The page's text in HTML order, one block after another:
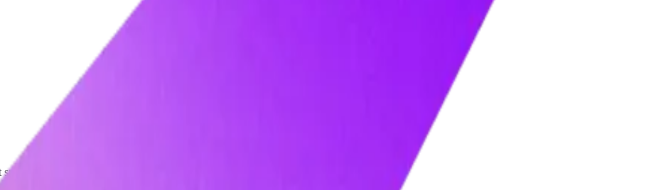
l'icône ou le bandeau de gestion des cookies affiché en bas de page.